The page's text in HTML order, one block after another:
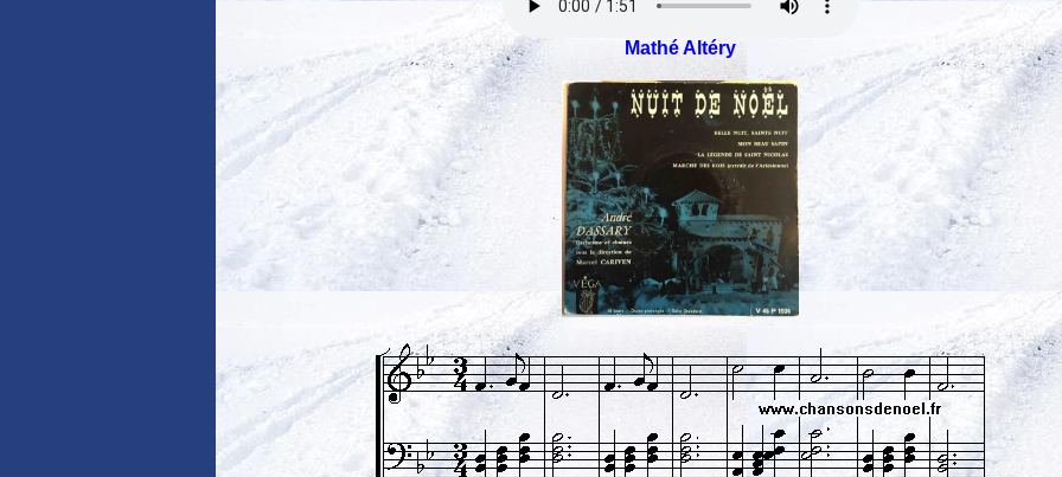
Mathé Altéry